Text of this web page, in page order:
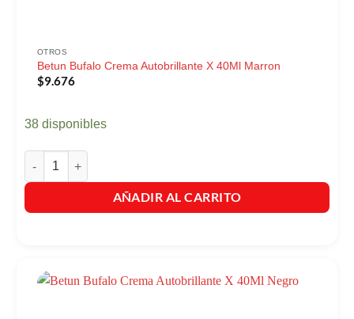
OTROS
Betun Bufalo Crema Autobrillante X 40Ml Marron
$9.676
38 disponibles
Betun Bufalo Crema Autobrillante X 40Ml Marron cantidad
AÑADIR AL CARRITO